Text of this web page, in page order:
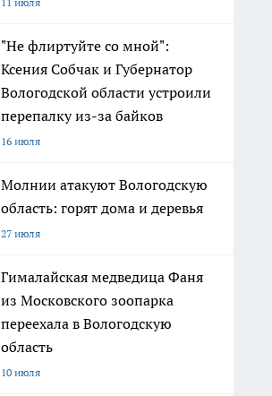
"Не флиртуйте со мной":
Ксения Собчак и Губернатор
Вологодской области устроили
перепалку из-за байков
16 июля
Молнии атакуют Вологодскую
область: горят дома и деревья
27 июля
Гималайская медведица Фаня
из Московского зоопарка
переехала в Вологодскую
область
10 июля